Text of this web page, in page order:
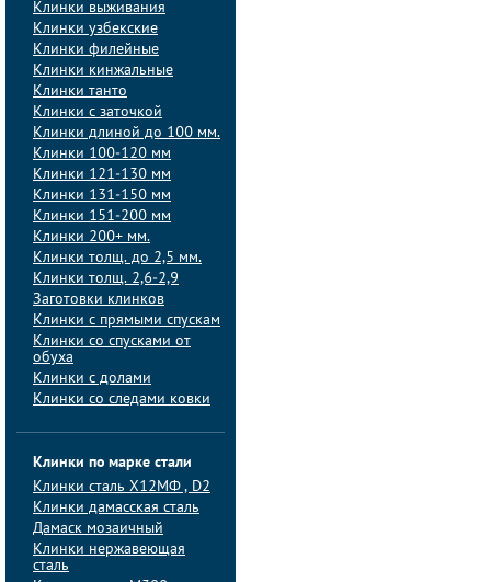
Клинки выживания
Клинки узбекские
Клинки филейные
Клинки кинжальные
Клинки танто
Клинки с заточкой
Клинки длиной до 100 мм.
Клинки 100-120 мм
Клинки 121-130 мм
Клинки 131-150 мм
Клинки 151-200 мм
Клинки 200+ мм.
Клинки толщ. до 2,5 мм.
Клинки толщ. 2,6-2,9
Заготовки клинков
Клинки с прямыми спускам
Клинки со спусками от
обуха
Клинки с долами
Клинки со следами ковки
Клинки по марке стали
Клинки сталь Х12МФ , D2
Клинки дамасская сталь
Дамаск мозаичный
Клинки нержавеющая
сталь